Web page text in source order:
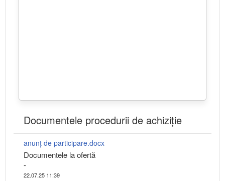
Documentele procedurii de achiziție
anunț de participare.docx
Documentele la ofertă
-
22.07.25 11:39